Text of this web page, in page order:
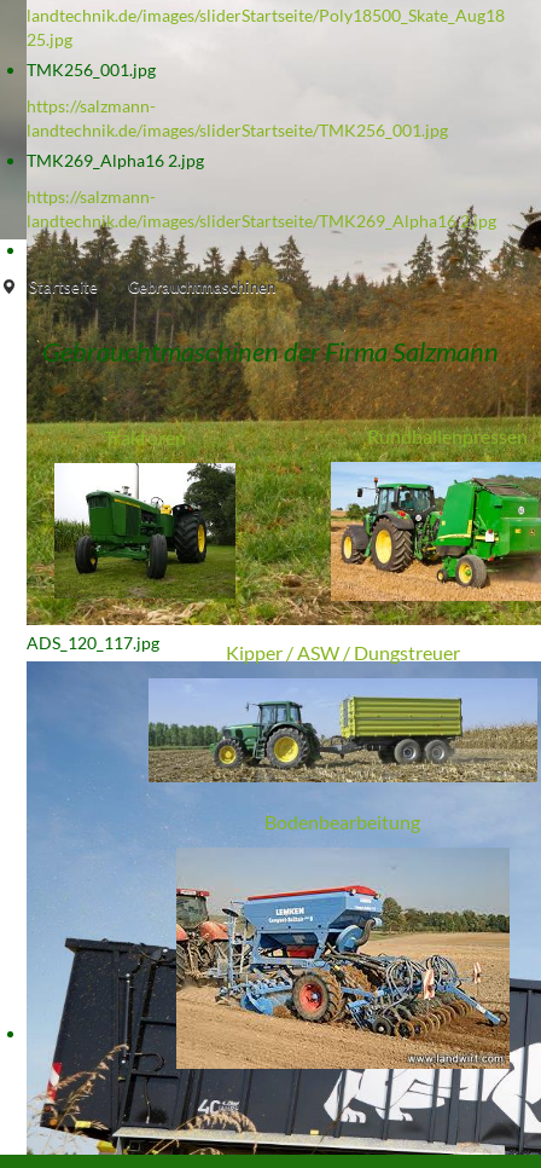
ADS_120_117.jpg
landtechnik.de/images/sliderStartseite/Poly18500_Skate_Aug18
25.jpg
TMK256_001.jpg
https://salzmann-
landtechnik.de/images/sliderStartseite/TMK256_001.jpg
TMK269_Alpha16 2.jpg
https://salzmann-
landtechnik.de/images/sliderStartseite/TMK269_Alpha16 2.jpg
Startseite Gebrauchtmaschinen
Gebrauchtmaschinen der Firma Salzmann
Traktoren Rundballenpressen
Kipper / ASW / Dungstreuer
Bodenbearbeitung